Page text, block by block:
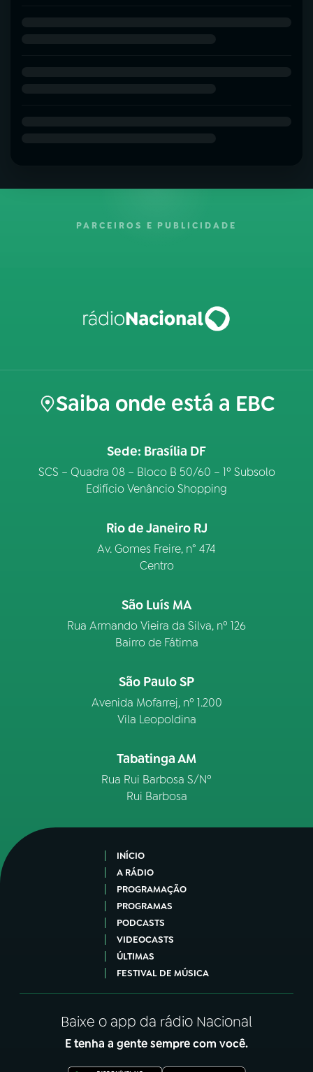
PARCEIROS E PUBLICIDADE
Saiba onde está a EBC
Sede: Brasília DF
SCS – Quadra 08 – Bloco B 50/60 – 1º Subsolo
Edifício Venâncio Shopping
Rio de Janeiro RJ
Av. Gomes Freire, n° 474
Centro
São Luís MA
Rua Armando Vieira da Silva, nº 126
Bairro de Fátima
São Paulo SP
Avenida Mofarrej, nº 1.200
Vila Leopoldina
Tabatinga AM
Rua Rui Barbosa S/Nº
Rui Barbosa
INÍCIO
A RÁDIO
PROGRAMAÇÃO
PROGRAMAS
PODCASTS
VIDEOCASTS
ÚLTIMAS
FESTIVAL DE MÚSICA
Baixe o app da rádio Nacional
E tenha a gente sempre com você.